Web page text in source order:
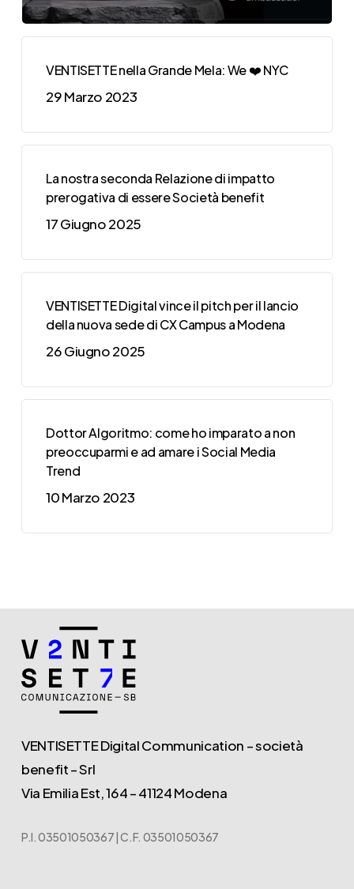
VENTISETTE nella Grande Mela: We ❤️ NYC
29 Marzo 2023
La nostra seconda Relazione di impatto
prerogativa di essere Società benefit
17 Giugno 2025
VENTISETTE Digital vince il pitch per il lancio
della nuova sede di CX Campus a Modena
26 Giugno 2025
Dottor Algoritmo: come ho imparato a non
preoccuparmi e ad amare i Social Media
Trend
10 Marzo 2023
VENTISETTE Digital Communication – società
benefit – Srl
Via Emilia Est, 164 – 41124 Modena
P.I. 03501050367 | C.F. 03501050367